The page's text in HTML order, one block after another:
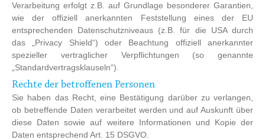
Verarbeitung erfolgt z.B. auf Grundlage besonderer Garantien,
wie der offiziell anerkannten Feststellung eines der EU
entsprechenden Datenschutzniveaus (z.B. für die USA durch
das „Privacy Shield“) oder Beachtung offiziell anerkannter
spezieller vertraglicher Verpflichtungen (so genannte
„Standardvertragsklauseln“).
Rechte der betroffenen Personen
Sie haben das Recht, eine Bestätigung darüber zu verlangen,
ob betreffende Daten verarbeitet werden und auf Auskunft über
diese Daten sowie auf weitere Informationen und Kopie der
Daten entsprechend Art. 15 DSGVO.